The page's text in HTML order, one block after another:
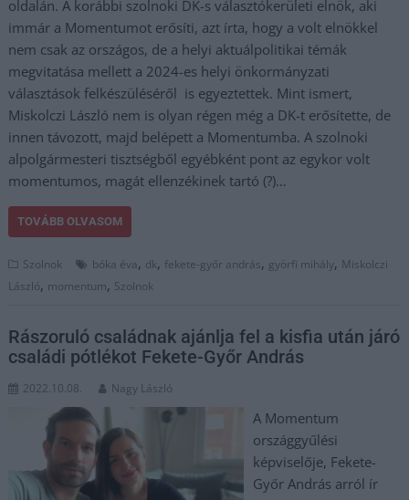
oldalán. A korábbi szolnoki DK-s választókerületi elnök, aki
immár a Momentumot erősíti, azt írta, hogy a volt elnökkel
nem csak az országos, de a helyi aktuálpolitikai témák
megvitatása mellett a 2024-es helyi önkormányzati
választások felkészüléséről is egyeztettek. Mint ismert,
Miskolczi László nem is olyan régen még a DK-t erősítette, de
innen távozott, majd belépett a Momentumba. A szolnoki
alpolgármesteri tisztségből egyébként pont az egykor volt
momentumos, magát ellenzékinek tartó (?)…
TOVÁBB OLVASOM
Szolnok bóka éva, dk, fekete-győr andrás, györfi mihály, Miskolczi
László, momentum, Szolnok
Rászoruló családnak ajánlja fel a kisfia után járó
családi pótlékot Fekete-Győr András
2022.10.08. Nagy László
A Momentum
országgyűlési
képviselője, Fekete-
Győr András arról ír